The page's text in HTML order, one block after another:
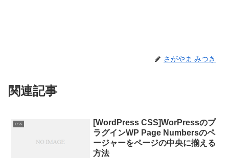
さがやま みつき
関連記事
css
[WordPress CSS]WorPressのプ
ラグインWP Page Numbersのペ
ージャーをページの中央に揃える
方法